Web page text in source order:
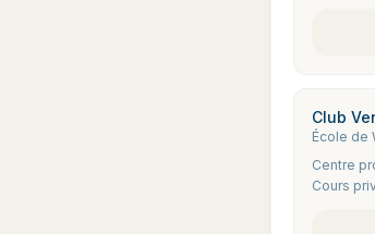
Club
École de
Centre
Cours